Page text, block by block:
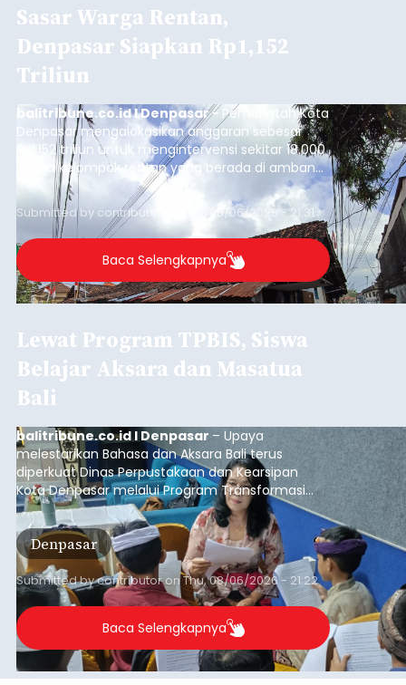
Sasar Warga Rentan,
Denpasar Siapkan Rp1,152
Triliun
balitribune.co.id I Denpasar -Pemerintah Kota
Denpasar mengalokasikan anggaran sebesar